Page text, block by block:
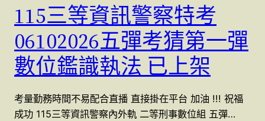
115三等資訊警察特考
06102026五彈考猜第一彈
數位鑑識執法 已上架
考量勤務時間不易配合直播 直接掛在平台 加油 !!! 祝福
成功 115三等資訊警察內外軌 二等刑事數位組 五彈…